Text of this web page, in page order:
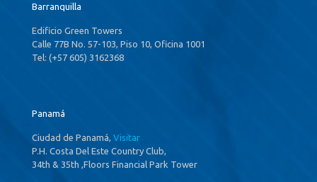
Barranquilla
Edificio Green Towers
Calle 77B No. 57-103, Piso 10, Oficina 1001
Tel: (+57 605) 3162368
Panamá
Ciudad de Panamá, Visitar
P.H. Costa Del Este Country Club,
34th & 35th ,Floors Financial Park Tower